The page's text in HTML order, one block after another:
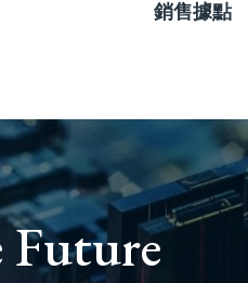
銷售據點
Future